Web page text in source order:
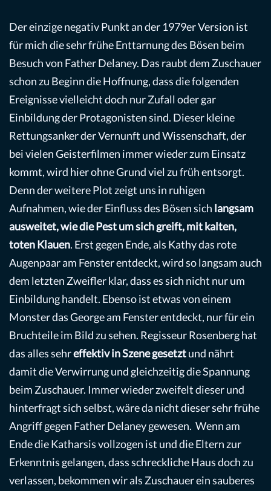
Der einzige negativ Punkt an der 1979er Version ist
für mich die sehr frühe Enttarnung des Bösen beim
Besuch von Father Delaney. Das raubt dem Zuschauer
schon zu Beginn die Hoffnung, dass die folgenden
Ereignisse vielleicht doch nur Zufall oder gar
Einbildung der Protagonisten sind. Dieser kleine
Rettungsanker der Vernunft und Wissenschaft, der
bei vielen Geisterfilmen immer wieder zum Einsatz
kommt, wird hier ohne Grund viel zu früh entsorgt.
Denn der weitere Plot zeigt uns in ruhigen
Aufnahmen, wie der Einfluss des Bösen sich langsam
ausweitet, wie die Pest um sich greift, mit kalten,
toten Klauen. Erst gegen Ende, als Kathy das rote
Augenpaar am Fenster entdeckt, wird so langsam auch
dem letzten Zweifler klar, dass es sich nicht nur um
Einbildung handelt. Ebenso ist etwas von einem
Monster das George am Fenster entdeckt, nur für ein
Bruchteile im Bild zu sehen. Regisseur Rosenberg hat
das alles sehreffektiv in Szene gesetztund nährt
damit die Verwirrung und gleichzeitig die Spannung
beim Zuschauer. Immer wieder zweifelt dieser und
hinterfragt sich selbst, wäre da nicht dieser sehr frühe
Angriff gegen Father Delaney gewesen. Wenn am
Ende die Katharsis vollzogen ist und die Eltern zur
Erkenntnis gelangen, dass schreckliche Haus doch zu
verlassen, bekommen wir als Zuschauer ein sauberes